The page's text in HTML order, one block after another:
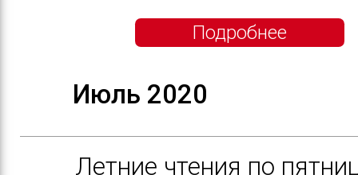
Подробнее
Июль 2020
Летние чтения по